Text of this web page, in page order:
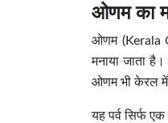
ओणम का
ओणम (Kerala
मनाया जाता
ओणम भी केरल में
यह पर्व सिर्फ